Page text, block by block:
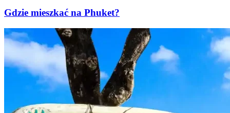
Gdzie mieszkać na Phuket?